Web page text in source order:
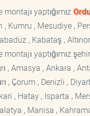
montajı yaptığımız
Kumru , Mesudiye ,
, Kabataş ,
montajı yaptığımız
, Amasya , Ankara ,
, Çorum , Denizli ,
, Hatay , Isparta ,
, Manisa ,